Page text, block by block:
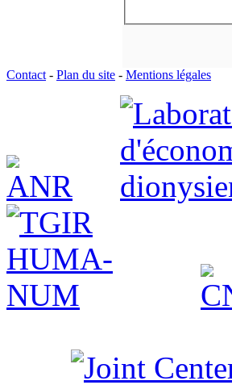
Contact - Plan du site - Mentions légales